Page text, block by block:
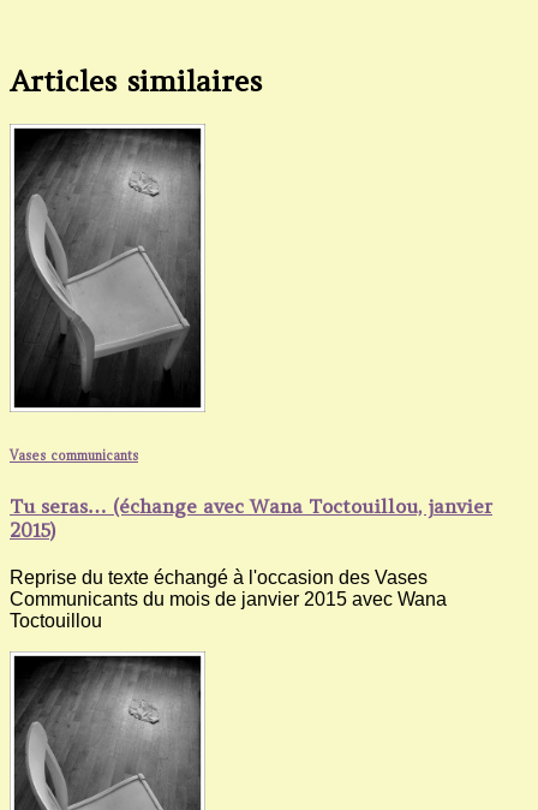
Articles similaires
Vases communicants
Tu seras… (échange avec Wana Toctouillou, janvier
2015)
Reprise du texte échangé à l'occasion des Vases
Communicants du mois de janvier 2015 avec Wana
Toctouillou